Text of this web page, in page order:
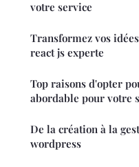
votre service
Transformez vos
react js experte
Top raisons d'opter
abordable pour votre
De la création à la
wordpress